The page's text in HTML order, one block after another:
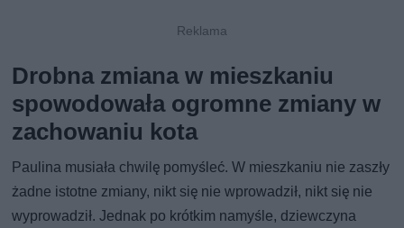
Drobna zmiana w mieszkaniu
spowodowała ogromne zmiany w
zachowaniu kota
Paulina musiała chwilę pomyśleć. W mieszkaniu nie zaszły
żadne istotne zmiany, nikt się nie wprowadził, nikt się nie
wyprowadził. Jednak po krótkim namyśle, dziewczyna